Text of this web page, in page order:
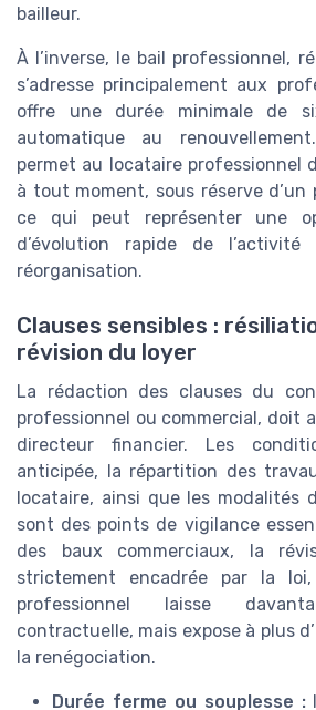
bailleur.
À l’inverse, le bail professionnel,
s’adresse principalement aux
offre une durée minimale de
automatique au
permet au locataire professionnel
à tout moment, sous réserve d’un
ce qui peut représenter une
d’évolution rapide de
réorganisation.
Clauses sensibles :
révision du loyer
La rédaction des clauses du
professionnel ou commercial, doit
directeur financier. Les
anticipée, la répartition des
locataire, ainsi que les modalités
sont des points de vigilance
des baux commerciaux, la
strictement encadrée par la
professionnel laisse
contractuelle, mais expose à plus
la renégociation.
Durée ferme ou souplesse :